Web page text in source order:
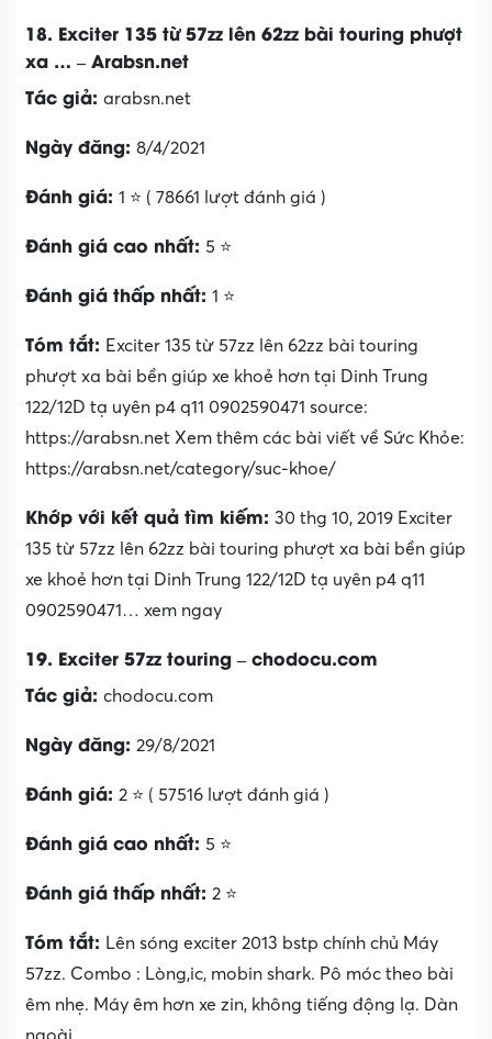
18. Exciter 135 từ 57zz lên 62zz bài touring phượt
xa … – Arabsn.net
Tác giả: arabsn.net
Ngày đăng: 8/4/2021
Đánh giá: 1 ⭐ ( 78661 lượt đánh giá )
Đánh giá cao nhất: 5 ⭐
Đánh giá thấp nhất: 1 ⭐
Tóm tắt: Exciter 135 từ 57zz lên 62zz bài touring
phượt xa bài bền giúp xe khoẻ hơn tại Dinh Trung
122/12D tạ uyên p4 q11 0902590471 source:
https://arabsn.net Xem thêm các bài viết về Sức Khỏe:
https://arabsn.net/category/suc-khoe/
Khớp với kết quả tìm kiếm: 30 thg 10, 2019 Exciter
135 từ 57zz lên 62zz bài touring phượt xa bài bền giúp
xe khoẻ hơn tại Dinh Trung 122/12D tạ uyên p4 q11
0902590471… xem ngay
19. Exciter 57zz touring – chodocu.com
Tác giả: chodocu.com
Ngày đăng: 29/8/2021
Đánh giá: 2 ⭐ ( 57516 lượt đánh giá )
Đánh giá cao nhất: 5 ⭐
Đánh giá thấp nhất: 2 ⭐
Tóm tắt: Lên sóng exciter 2013 bstp chính chủ Máy
57zz. Combo : Lòng,ic, mobin shark. Pô móc theo bài
êm nhẹ. Máy êm hơn xe zin, không tiếng động lạ. Dàn